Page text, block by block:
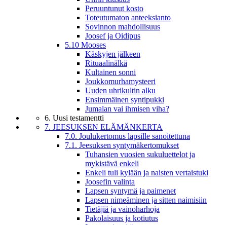
Peruuntunut kosto
Toteutumaton anteeksianto
Sovinnon mahdollisuus
Joosef ja Oidipus
5.10 Mooses
Käskyjen jälkeen
Rituaalinälkä
Kultainen sonni
Joukkomurhamysteeri
Uuden uhrikultin alku
Ensimmäinen syntipukki
Jumalan vai ihmisen viha?
6. Uusi testamentti
7. JEESUKSEN ELÄMÄNKERTA
7.0. Joulukertomus lapsille sanoitettuna
7.1. Jeesuksen syntymäkertomukset
Tuhansien vuosien sukuluettelot ja
mykistävä enkeli
Enkeli tuli kylään ja naisten vertaistuki
Joosefin valinta
Lapsen syntymä ja paimenet
Lapsen nimeäminen ja sitten naimisiin
Tietäjiä ja vainoharhoja
Pakolaisuus ja kotiutus